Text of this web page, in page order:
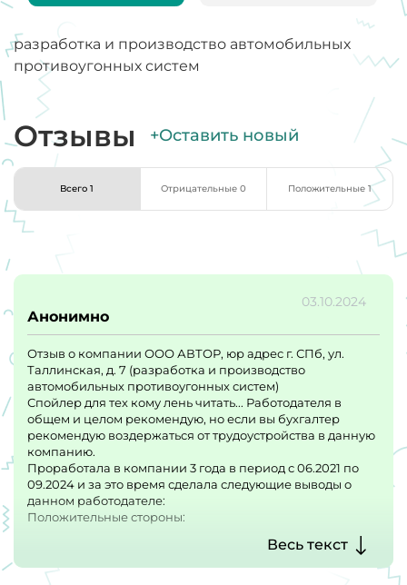
разработка и производство автомобильных
противоугонных систем
Отзывы +Оставить новый
Всего 1 Отрицательные 0 Положительные 1
03.10.2024
Анонимно
Отзыв о компании ООО АВТОР, юр адрес г. СПб, ул.
Таллинская, д. 7 (разработка и производство
автомобильных противоугонных систем)
Спойлер для тех кому лень читать... Работодателя в
общем и целом рекомендую, но если вы бухгалтер
рекомендую воздержаться от трудоустройства в данную
компанию.
Проработала в компании 3 года в период с 06.2021 по
09.2024 и за это время сделала следующие выводы о
данном работодателе:
Положительные стороны:
обед), обучение англ языку, корп спорт (волейбол раз в
неделю), комната отдыха для сотрудников,
Весь текст